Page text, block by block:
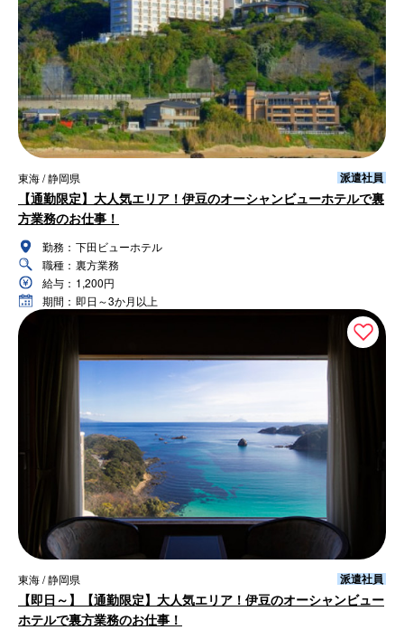
東海 / 静岡県 派遣社員
【通勤限定】大人気エリア！伊豆のオーシャンビューホテルで裏
方業務のお仕事！
勤務： 下田ビューホテル
職種： 裏方業務
給与： 1,200円
期間： 即日～3か月以上
東海 / 静岡県 派遣社員
【即日～】【通勤限定】大人気エリア！伊豆のオーシャンビュー
ホテルで裏方業務のお仕事！